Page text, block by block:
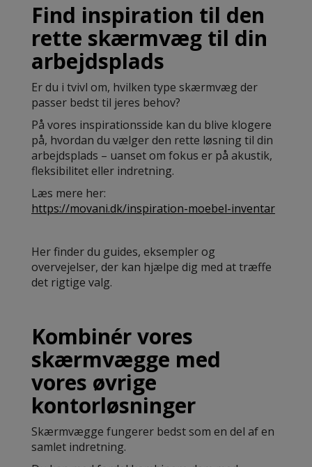
Find inspiration til den
rette skærmvæg til din
arbejdsplads
Er du i tvivl om, hvilken type skærmvæg der
passer bedst til jeres behov?
På vores inspirationsside kan du blive klogere
på, hvordan du vælger den rette løsning til din
arbejdsplads – uanset om fokus er på akustik,
fleksibilitet eller indretning.
Læs mere her:
https://movani.dk/inspiration-moebel-inventar
Her finder du guides, eksempler og
overvejelser, der kan hjælpe dig med at træffe
det rigtige valg.
Kombinér vores
skærmvægge med
vores øvrige
kontorløsninger
Skærmvægge fungerer bedst som en del af en
samlet indretning.